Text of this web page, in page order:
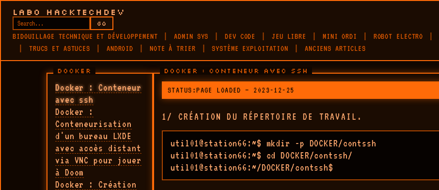
LABO HACKTECHDEV
GO
BIDOUILLAGE TECHNIQUE ET DÉVELOPPEMENT ADMIN SYS DEV CODE JEU LIBRE MINI ORDI ROBOT ELECTRO
TRUCS ET ASTUCES
ANDROID NOTE À TRIER SYSTÈME EXPLOITATION ANCIENS ARTICLES
DOCKER
Docker : Conteneur
avec ssh
Docker :
Conteneurisation
d'un bureau LXDE
avec accès distant
via VNC pour jouer
à Doom
Docker : Création
DOCKER : CONTENEUR AVEC SSH
STATUS:PAGE LOADED — 2023-12-25
1/ CRÉATION DU RÉPERTOIRE DE TRAVAIL.
util01@station66:~$ mkdir -p DOCKER/contssh
util01@station66:~$ cd DOCKER/contssh/
util01@station66:~/DOCKER/contssh$